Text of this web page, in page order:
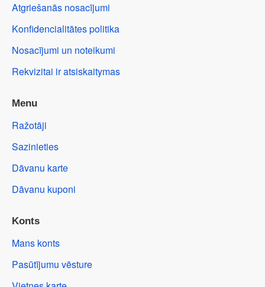
Atgriešanās nosacījumi
Konfidencialitātes politika
Nosacījumi un noteikumi
Rekvizitai ir atsiskaitymas
Menu
Ražotāji
Sazinieties
Dāvanu karte
Dāvanu kuponi
Konts
Mans konts
Pasūtījumu vēsture